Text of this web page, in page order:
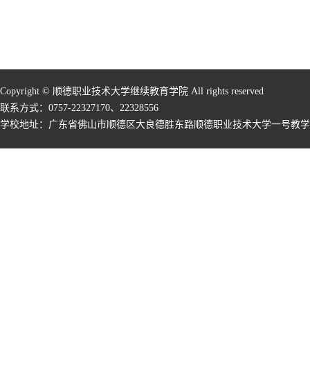
Copyright © 顺德职业技术大学继续教育学院 All rights reserved
联系方式：0757-22327170、22328556
学校地址：广东省佛山市顺德区大良德胜东路顺德职业技术大学一号教